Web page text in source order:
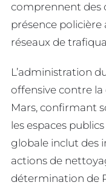
comprennent des
présence policière
réseaux de
L’administration
offensive contre
Mars, confirmant
les espaces
globale inclut des
actions de
détermination de